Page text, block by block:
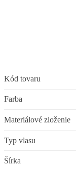
Kód tovaru
Farba
Materiálové zloženie
Typ vlasu
Šírka